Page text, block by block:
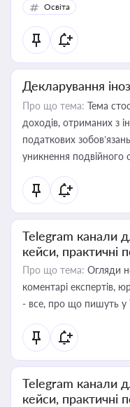
Освіта
Декларування
Про що тема: Тема
доходів, отриманих з
податкових
уникнення подвійного
Telegram канали
кейси, практичні
Про що тема: Огляди
коментарі експертів,
- все, про що пишуть у
Telegram канали
кейси, практичні